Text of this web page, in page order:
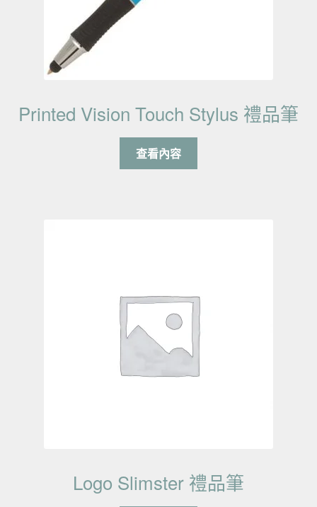
Printed Vision Touch Stylus 禮品筆
查看內容
Logo Slimster 禮品筆